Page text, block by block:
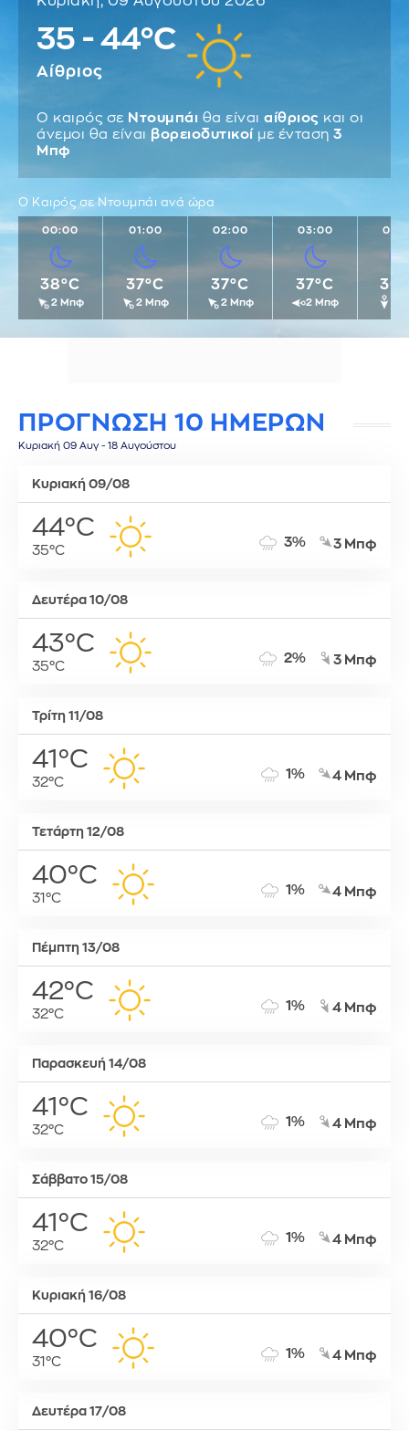
35 - 44°C
Αίθριος
Ο καιρός σε Ντουμπάι θα είναι αίθριος και οι
άνεμοι θα είναι βορειοδυτικοί με ένταση 3
Μπφ
Ο Καιρός σε Ντουμπάι ανά ώρα
00:00
38°C
2 Μπφ
01:00
37°C
2 Μπφ
02:00
37°C
2 Μπφ
03:00
37°C
2 Μπφ
ΠΡΟΓΝΩΣΗ 10 ΗΜΕΡΩΝ
Κυριακή 09 Αυγ - 18 Αυγούστου
Κυριακή 09/08
44°C
35°C
3% 3 Μπφ
Δευτέρα 10/08
43°C
35°C
2% 3 Μπφ
Τρίτη 11/08
41°C
32°C
1% 4 Μπφ
Τετάρτη 12/08
40°C
31°C
1% 4 Μπφ
Πέμπτη 13/08
42°C
32°C
1% 4 Μπφ
Παρασκευή 14/08
41°C
32°C
1% 4 Μπφ
Σάββατο 15/08
41°C
32°C
1% 4 Μπφ
Κυριακή 16/08
40°C
31°C
1% 4 Μπφ
Δευτέρα 17/08